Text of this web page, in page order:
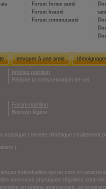
Forum forme santé
Forum beauté
Forum communauté
envoyer à une amie
Articles nutrition
Réduire la consommation de sel
Forum nutrition
Boisson légère
asiatique | recette diététique | traitement
|
individuelles qui ne sont ni
exercices physiques réguliers sont
un régime amincissant, un